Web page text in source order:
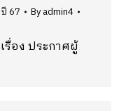
67 Byadmin4
รื่อง ประกาศผู้